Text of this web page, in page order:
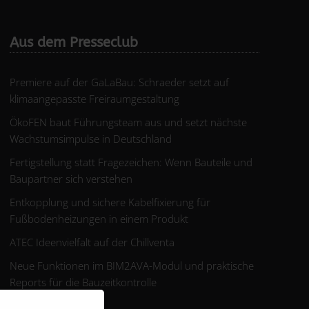
Aus dem Presseclub
Premiere auf der GaLaBau: Schraeder setzt auf
klimaangepasste Freiraumgestaltung
ÖkoFEN baut Führungsteam aus und setzt nächste
Wachstumsimpulse in Deutschland
Fertigstellung statt Fragezeichen: Wenn Bauteile und
Baupartner sich verstehen
Entkopplung und sichere Kabelfixierung für
Fußbodenheizungen in einem Produkt
ATEC Ideenvielfalt auf der Chillventa
Neue Funktionen im BIM2AVA-Modul und praktische
Reports für die Bauzeitkontrolle